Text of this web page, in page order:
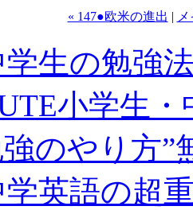
« 147●欧米の進出 |
学生の勉強
小学生
強のやり方”
学英語の超